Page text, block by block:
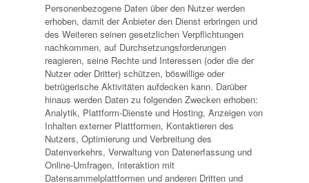
Personenbezogene Daten über den Nutzer werden
erhoben, damit der Anbieter den Dienst erbringen und
des Weiteren seinen gesetzlichen Verpflichtungen
nachkommen, auf Durchsetzungsforderungen
reagieren, seine Rechte und Interessen (oder die der
Nutzer oder Dritter) schützen, böswillige oder
betrügerische Aktivitäten aufdecken kann. Darüber
hinaus werden Daten zu folgenden Zwecken erhoben:
Analytik, Plattform-Dienste und Hosting, Anzeigen von
Inhalten externer Plattformen, Kontaktieren des
Nutzers, Optimierung und Verbreitung des
Datenverkehrs, Verwaltung von Datenerfassung und
Online-Umfragen, Interaktion mit
Datensammelplattformen und anderen Dritten und